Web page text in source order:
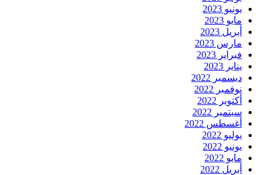
يونيو 2023
مايو 2023
أبريل 2023
مارس 2023
فبراير 2023
يناير 2023
ديسمبر 2022
نوفمبر 2022
أكتوبر 2022
سبتمبر 2022
أغسطس 2022
يوليو 2022
يونيو 2022
مايو 2022
أبريل 2022